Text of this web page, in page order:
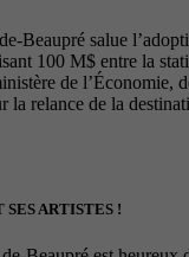
Beaupré salue
100 M$ entre la
de l’Économie,
la relance de la
ARTISTES !